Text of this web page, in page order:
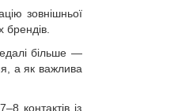
зовнішньої
брендів.
більше —
а як важлива
контактів із